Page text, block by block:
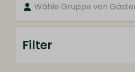
Wähle Gruppe von
Filter